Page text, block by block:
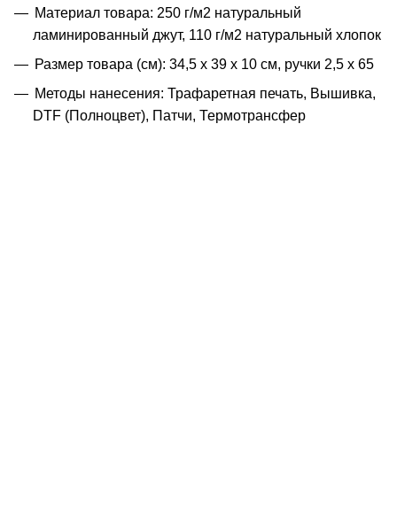
Материал товара: 250 г/м2 натуральный
ламинированный джут, 110 г/м2 натуральный хлопок
Размер товара (см): 34,5 х 39 х 10 см, ручки 2,5 х 65
Методы нанесения: Трафаретная печать, Вышивка,
DTF (Полноцвет), Патчи, Термотрансфер